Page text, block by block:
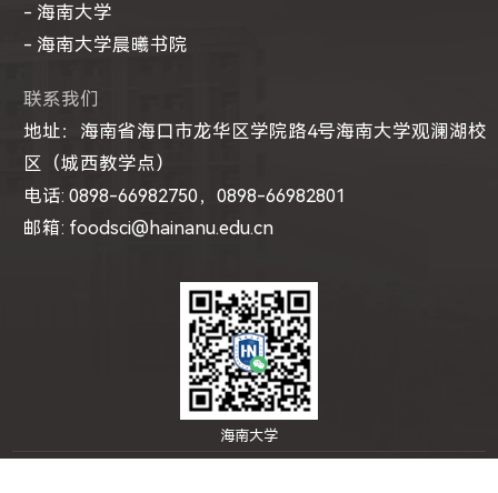
- 海南大学
- 海南大学晨曦书院
联系我们
地址：海南省海口市龙华区学院路4号海南大学观澜湖校
区（城西教学点）
电话: 0898-66982750，0898-66982801
邮箱: foodsci@hainanu.edu.cn
海南大学